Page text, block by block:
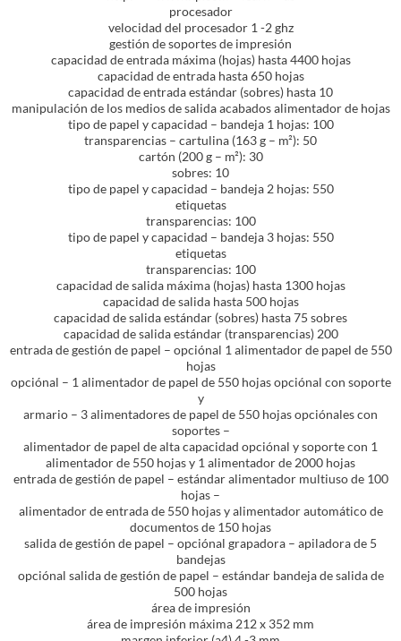
procesador
velocidad del procesador 1 -2 ghz
gestión de soportes de impresión
capacidad de entrada máxima (hojas) hasta 4400 hojas
capacidad de entrada hasta 650 hojas
capacidad de entrada estándar (sobres) hasta 10
manipulación de los medios de salida acabados alimentador de hojas
tipo de papel y capacidad – bandeja 1 hojas: 100
transparencias – cartulina (163 g – m²): 50
cartón (200 g – m²): 30
sobres: 10
tipo de papel y capacidad – bandeja 2 hojas: 550
etiquetas
transparencias: 100
tipo de papel y capacidad – bandeja 3 hojas: 550
etiquetas
transparencias: 100
capacidad de salida máxima (hojas) hasta 1300 hojas
capacidad de salida hasta 500 hojas
capacidad de salida estándar (sobres) hasta 75 sobres
capacidad de salida estándar (transparencias) 200
entrada de gestión de papel – opciónal 1 alimentador de papel de 550
hojas
opciónal – 1 alimentador de papel de 550 hojas opciónal con soporte
y
armario – 3 alimentadores de papel de 550 hojas opciónales con
soportes –
alimentador de papel de alta capacidad opciónal y soporte con 1
alimentador de 550 hojas y 1 alimentador de 2000 hojas
entrada de gestión de papel – estándar alimentador multiuso de 100
hojas –
alimentador de entrada de 550 hojas y alimentador automático de
documentos de 150 hojas
salida de gestión de papel – opciónal grapadora – apiladora de 5
bandejas
opciónal salida de gestión de papel – estándar bandeja de salida de
500 hojas
área de impresión
área de impresión máxima 212 x 352 mm